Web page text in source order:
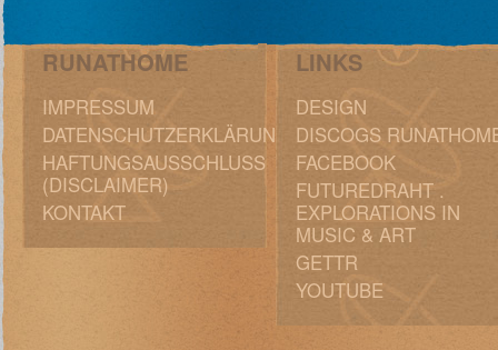
RUNATHOME
IMPRESSUM
DATENSCHUTZERKLÄRUNG
HAFTUNGSAUSSCHLUSS
(DISCLAIMER)
KONTAKT
LINKS
DESIGN
DISCOGS
FACEBOOK
FUTUREDRAHT .
EXPLORATIONS IN
MUSIC & ART
GETTR
YOUTUBE